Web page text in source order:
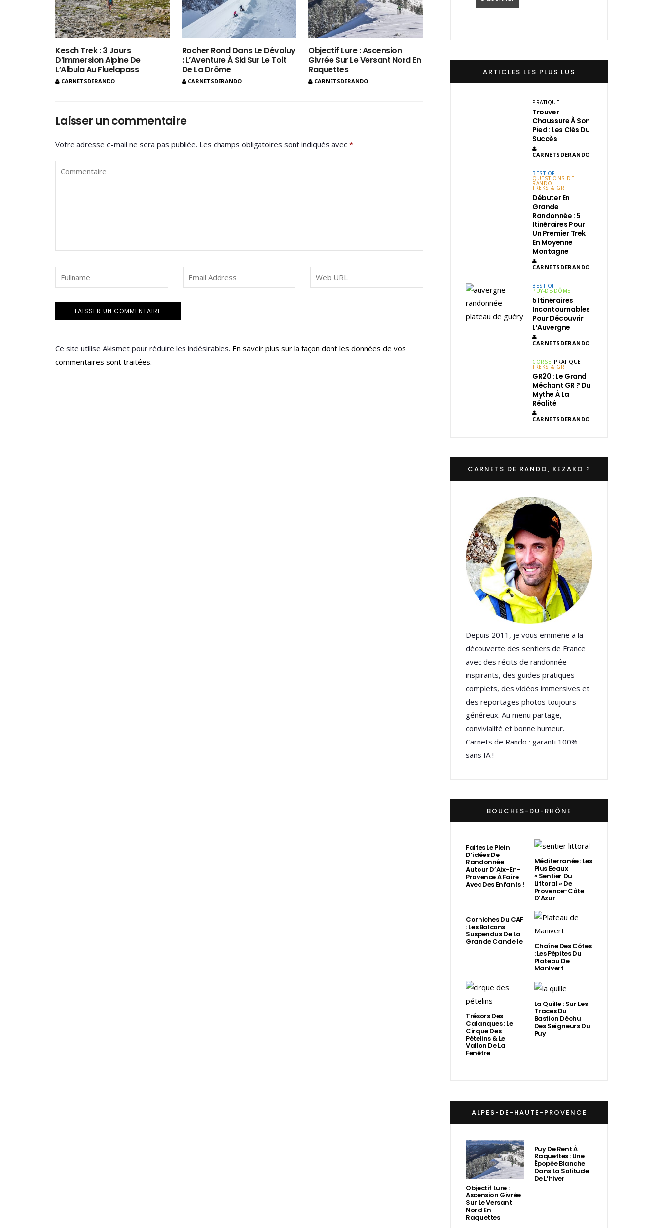
Kesch Trek : 3 Jours
D’Immersion Alpine De
L’Albula Au Fluelapass
CARNETSDERANDO
Rocher Rond Dans Le Dévoluy
: L’Aventure À Ski Sur Le Toit
De La Drôme
CARNETSDERANDO
Objectif Lure : Ascension
Givrée Sur Le Versant Nord En
Raquettes
CARNETSDERANDO
Laisser un commentaire
Votre adresse e-mail ne sera pas publiée. Les champs obligatoires sont indiqués avec *
Ce site utilise Akismet pour réduire les indésirables. En savoir plus sur la façon dont les données de vos
commentaires sont traitées.
ARTICLES LES PLUS LUS
PRATIQUE
Trouver
Chaussure À Son
Pied : Les Clés Du
Succès
CARNETSDERANDO
BEST OF
QUESTIONS DE
RANDO
TREKS & GR
Débuter En
Grande
Randonnée : 5
Itinéraires Pour
Un Premier Trek
En Moyenne
Montagne
CARNETSDERANDO
BEST OF
PUY-DE-DÔME
5 Itinéraires
Incontournables
Pour Découvrir
L’Auvergne
CARNETSDERANDO
CORSE PRATIQUE
TREKS & GR
GR20 : Le Grand
Méchant GR ? Du
Mythe À La
Réalité
CARNETSDERANDO
CARNETS DE RANDO, KEZAKO ?
Depuis 2011, je vous emmène à la
découverte des sentiers de France
avec des récits de randonnée
inspirants, des guides pratiques
complets, des vidéos immersives et
des reportages photos toujours
généreux. Au menu partage,
convivialité et bonne humeur.
Carnets de Rando : garanti 100%
sans IA !
BOUCHES-DU-RHÔNE
Faites Le Plein
D’idées De
Randonnée
Autour D’Aix-En-
Provence À Faire
Avec Des Enfants !
Méditerranée : Les
Plus Beaux
« Sentier Du
Littoral » De
Provence-Côte
D’Azur
Corniches Du CAF
: Les Balcons
Suspendus De La
Grande Candelle Chaîne Des Côtes
: Les Pépites Du
Plateau De
Manivert
Trésors Des
Calanques : Le
Cirque Des
Pételins & Le
Vallon De La
Fenêtre
La Quille : Sur Les
Traces Du
Bastion Déchu
Des Seigneurs Du
Puy
ALPES-DE-HAUTE-PROVENCE
Objectif Lure :
Ascension Givrée
Sur Le Versant
Nord En
Raquettes
Puy De Rent À
Raquettes : Une
Épopée Blanche
Dans La Solitude
De L’hiver